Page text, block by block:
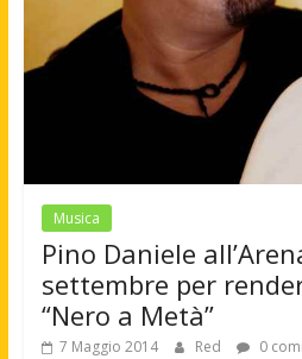
Musica
Pino Daniele
settembre per
“Nero a Metà”
7 Maggio 2014 Red 0